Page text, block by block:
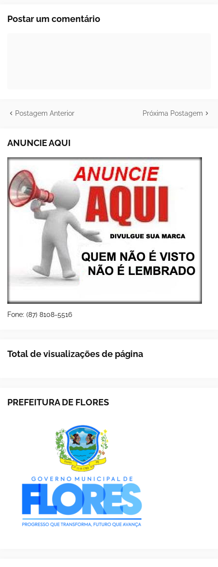
Postar um comentário
Postagem Anterior Próxima Postagem
ANUNCIE AQUI
Fone: (87) 8108-5516
Total de visualizações de página
PREFEITURA DE FLORES